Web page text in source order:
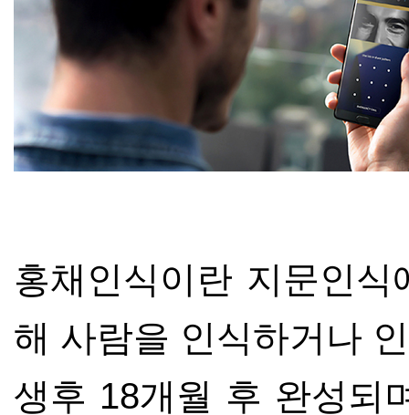
홍채인식이란 지문인
해 사람을 인식하거나
생후 18개월 후 완성되